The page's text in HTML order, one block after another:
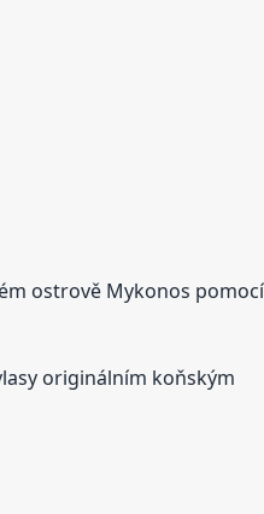
ostrově Mykonos pomocí
originálním koňským